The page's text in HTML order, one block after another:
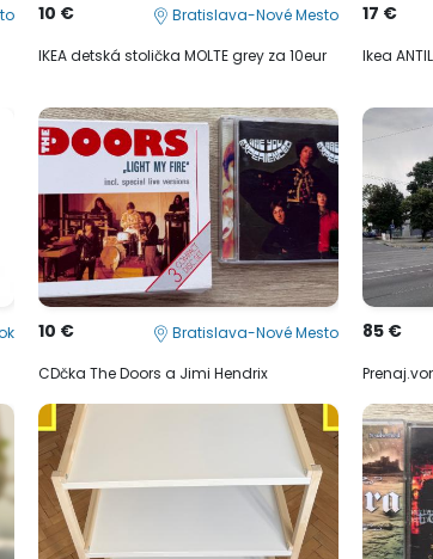
10 € Bratislava-Nové Mesto
IKEA detská stolička MOLTE grey za 10eur
17 €
Ikea
10 € Bratislava-Nové Mesto
CDčka The Doors a Jimi Hendrix
85 €